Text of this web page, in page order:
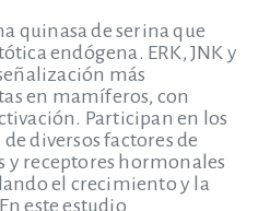
quinasa de serina que
endógena. ERK, JNK y
más
en mamíferos, con
Participan en los
diversos factores de
receptores hormonales
el crecimiento y la
este estudio